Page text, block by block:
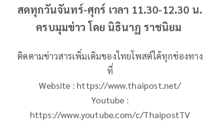
สดทุกวันจันทร์-ศุกร์ เวลา 11.30-12.30 น.
ครบมุมข่าว โดย นิธินาฏ ราชนิยม
ติดตามข่าวสารเพิ่มเติมของไทยโพสต์ได้ทุกช่องทาง
ที่
Website : https://www.thaipost.net/
Youtube :
https://www.youtube.com/c/ThaipostTV